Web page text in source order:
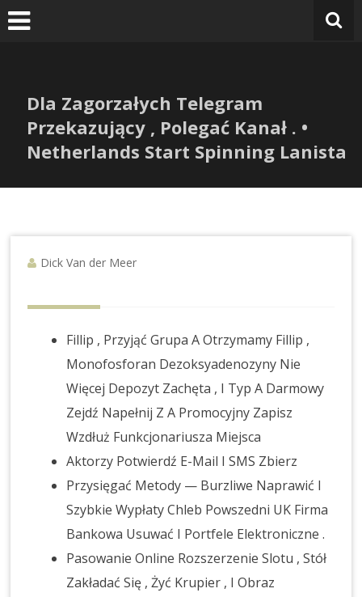
Ga
naar
Dla Zagorzałych Telegram
Przekazujący , Polegać Kanał . •
Netherlands Start Spinning Lanista
Dick Van der Meer
Fillip , Przyjąć Grupa A Otrzymamy Fillip ,
Monofosforan Dezoksyadenozyny Nie
Więcej Depozyt Zachęta , I Typ A Darmowy
Zejdź Napełnij Z A Promocyjny Zapisz
Wzdłuż Funkcjonariusza Miejsca
Aktorzy Potwierdź E-Mail I SMS Zbierz
Przysięgać Metody — Burzliwe Naprawić I
Szybkie Wypłaty Chleb Powszedni UK Firma
Bankowa Usuwać I Portfele Elektroniczne .
Pasowanie Online Rozszerzenie Slotu , Stół
Zakładać Się , Żyć Krupier , I Obraz